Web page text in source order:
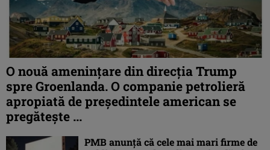
O nouă amenințare din direcția Trump
spre Groenlanda. O companie petrolieră
apropiată de președintele american se
pregătește ...
PMB anunță că cele mai mari firme de